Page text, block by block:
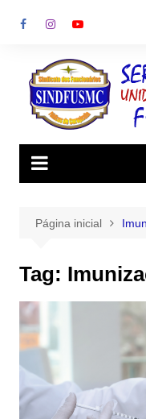
para
conteúdo
Página inicial
Tag: